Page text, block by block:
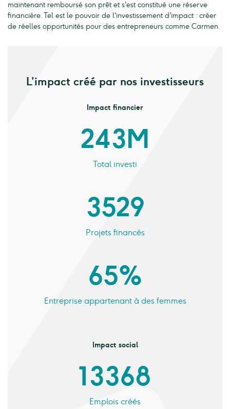
maintenant remboursé son prêt et s'est constitué une réserve
financière. Tel est le pouvoir de l'investissement d'impact : créer
de réelles opportunités pour des entrepreneurs comme Carmen.
L'impact créé par nos investisseurs
Impact financier
243 M
Total investi
3 529
Projets financés
65%
Entreprise appartenant à des femmes
Impact social
13 368
Emplois créés